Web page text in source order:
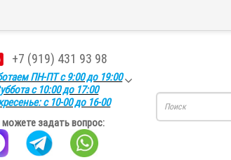
+7 (919) 431 93 98
ПН-ПТ с 9:00 до 19:00
с 10:00 до 17:00
с 10-00 до 16-00
задать вопрос: